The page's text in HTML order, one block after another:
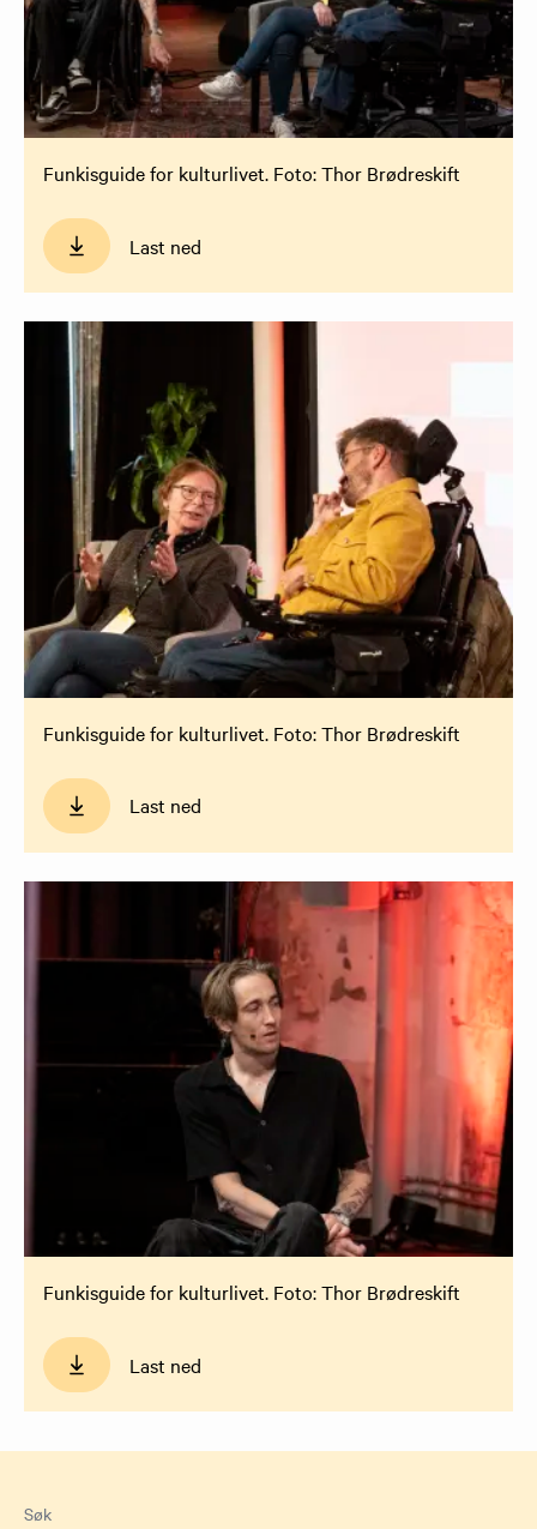
Funkisguide for kulturlivet. Foto: Thor Brødreskift
Last ned
Funkisguide for kulturlivet. Foto: Thor Brødreskift
Last ned
Funkisguide for kulturlivet. Foto: Thor Brødreskift
Last ned
Søk